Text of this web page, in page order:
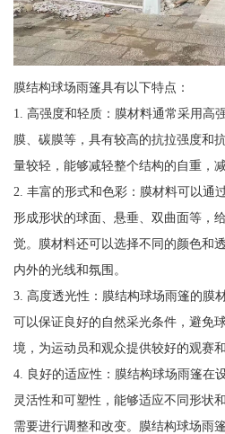
膜结构球场雨篷具有以下特点：
1. 高强度和轻质：膜材料通常采用高
膜、碳膜等，具有较高的抗拉强度和
量较轻，能够减轻整个结构的自重，
2. 丰富的形式和色彩：膜材料可以通
形成形状的球面、悬垂、双曲面等，
觉。膜材料还可以选择不同的颜色和
内外的光线和氛围。
3. 高度透光性：膜结构球场雨篷的膜
可以保证良好的自然采光条件，避免
境，为运动员和观众提供较好的观赛和
4. 良好的适应性：膜结构球场雨篷在
灵活性和可塑性，能够适应不同形状
需要进行调整和改变。膜结构球场雨